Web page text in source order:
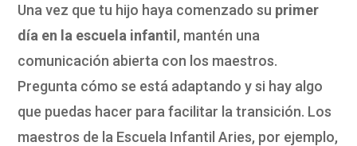
Una vez que tu hijo haya comenzado su primer
día en la escuela infantil , mantén una
comunicación abierta con los maestros.
Pregunta cómo se está adaptando y si hay algo
que puedas hacer para facilitar la transición. Los
maestros de la Escuela Infantil Aries, por ejemplo,